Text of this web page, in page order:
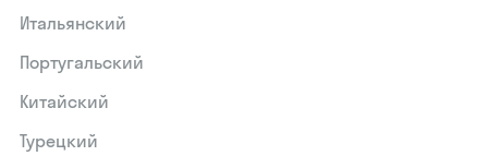
Итальянский
Португальский
Китайский
Турецкий